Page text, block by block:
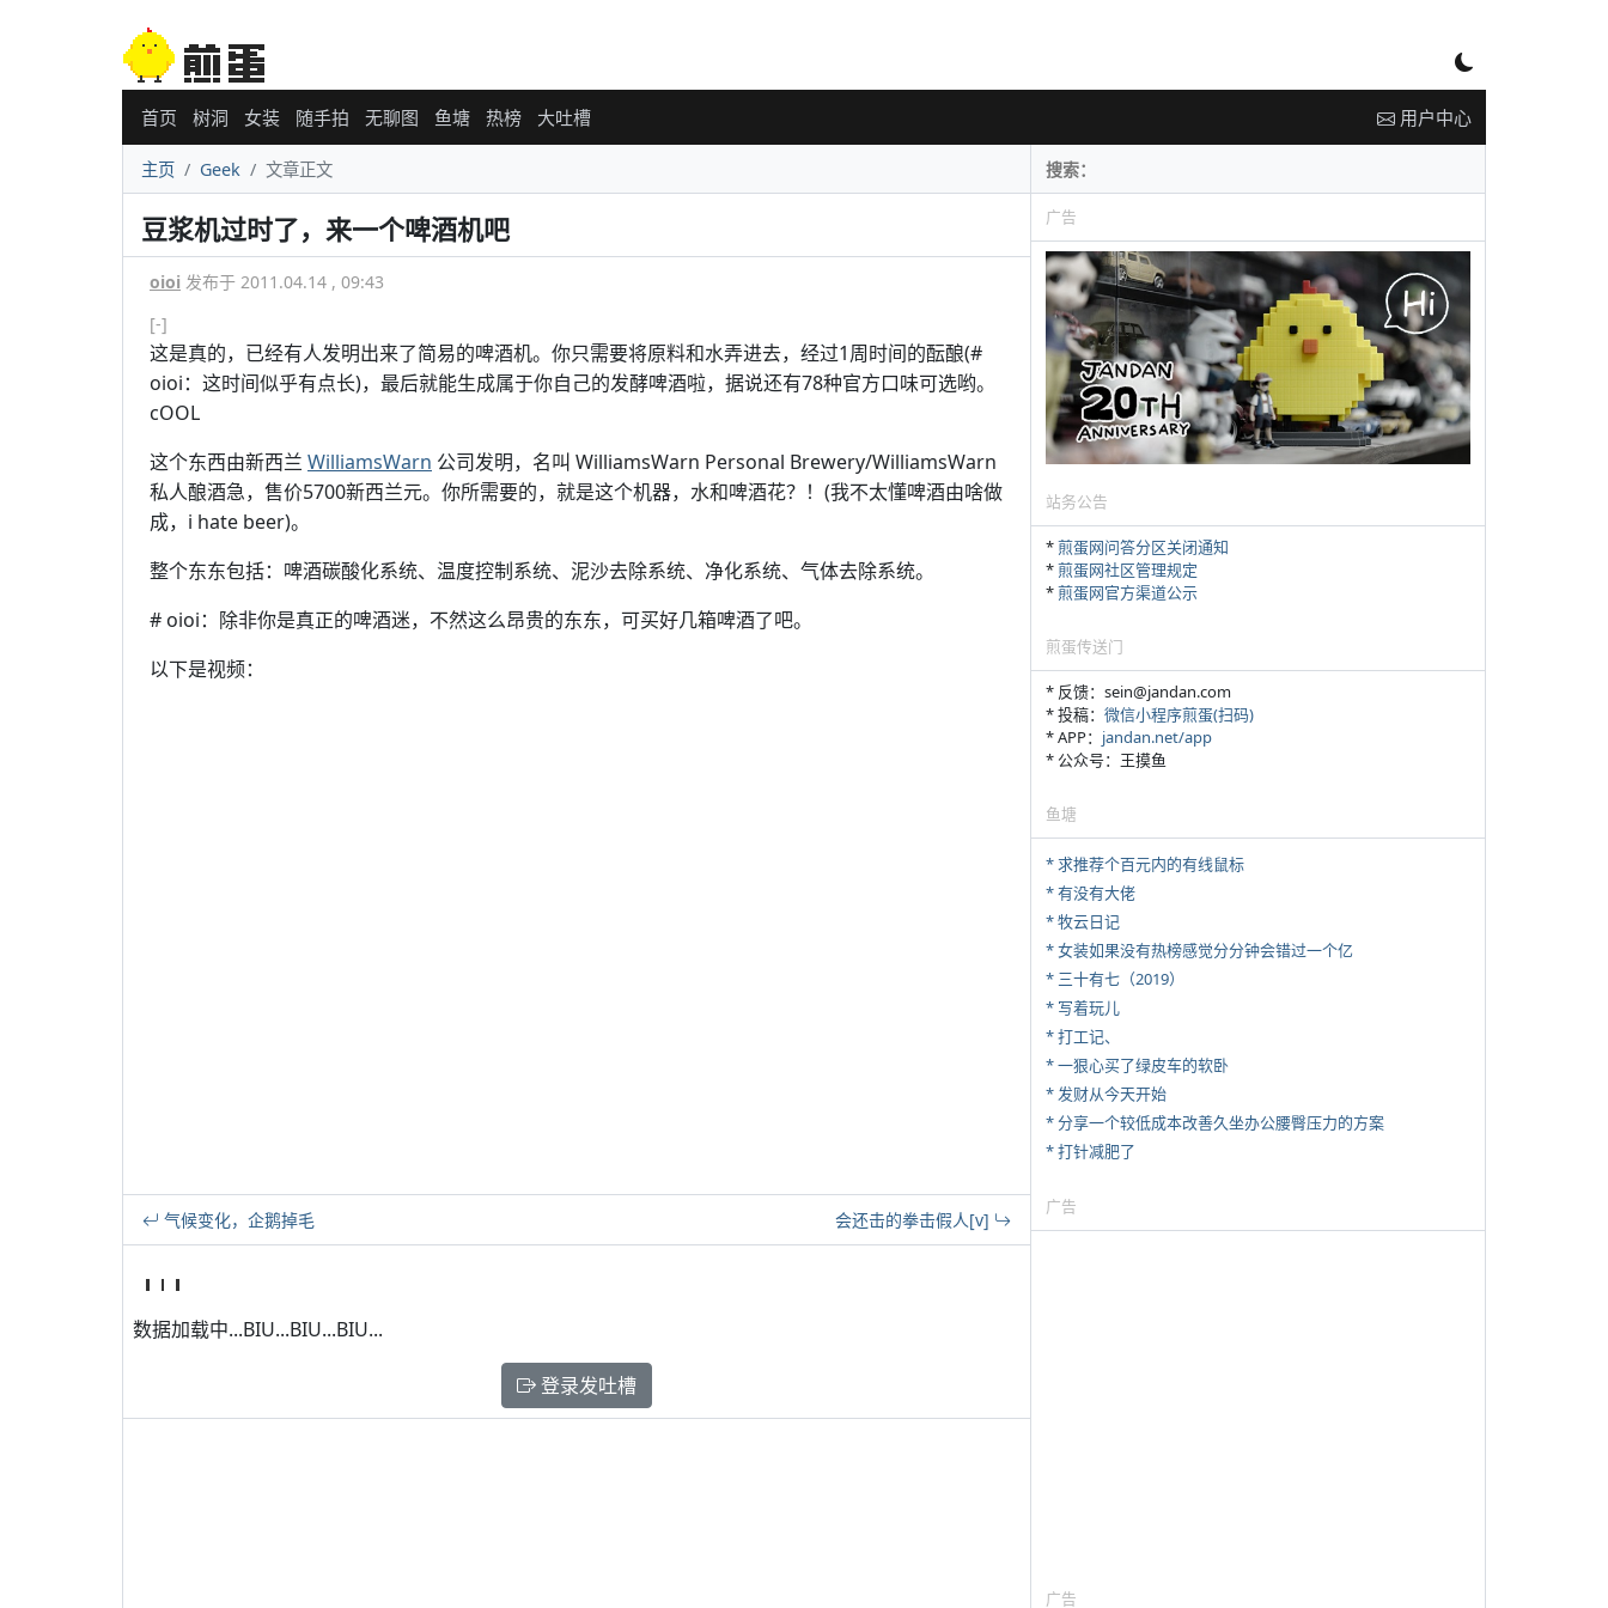
首页 树洞 女装 随手拍 无聊图 鱼塘 热榜 大吐槽 用户中心
主页 Geek 文章正文
豆浆机过时了，来一个啤酒机吧
oioi 发布于 2011.04.14 , 09:43
[-]
这是真的，已经有人发明出来了简易的啤酒机。你只需要将原料和水弄进去，经过1周时间的酝酿(#
oioi：这时间似乎有点长)，最后就能生成属于你自己的发酵啤酒啦，据说还有78种官方口味可选哟。
cOOL
这个东西由新西兰 WilliamsWarn 公司发明，名叫 WilliamsWarn Personal Brewery/WilliamsWarn
私人酿酒急，售价5700新西兰元。你所需要的，就是这个机器，水和啤酒花？！(我不太懂啤酒由啥做
成，i hate beer)。
整个东东包括：啤酒碳酸化系统、温度控制系统、泥沙去除系统、净化系统、气体去除系统。
# oioi：除非你是真正的啤酒迷，不然这么昂贵的东东，可买好几箱啤酒了吧。
以下是视频：
气候变化，企鹅掉毛 会还击的拳击假人[v]
数据加载中...BIU...BIU...BIU...
登录发吐槽
广告
站务公告
*煎蛋网问答分区关闭通知
*煎蛋网社区管理规定
*煎蛋网官方渠道公示
煎蛋传送门
* 反馈：sein@jandan.com
* 投稿： 微信小程序煎蛋(扫码)
* APP： jandan.net/app
* 公众号：王摸鱼
鱼塘
* 求推荐个百元内的有线鼠标
* 有没有大佬
* 牧云日记
* 女装如果没有热榜感觉分分钟会错过一个亿
* 三十有七（2019）
* 写着玩儿
* 打工记、
* 一狠心买了绿皮车的软卧
* 发财从今天开始
* 分享一个较低成本改善久坐办公腰臀压力的方案
* 打针减肥了
广告
广告